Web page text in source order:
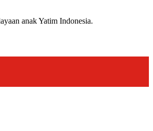
anak Yatim Indonesia.